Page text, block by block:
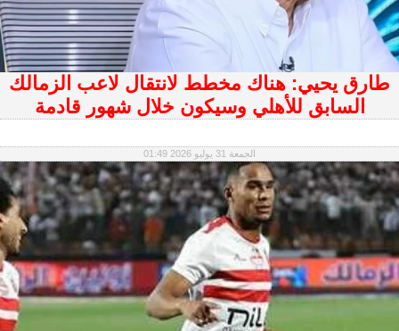
طارق يحيي: هناك مخطط لانتقال لاعب الزمالك
السابق للأهلي وسيكون خلال شهور قادمة
الجمعة 31 يوليو 2026 01:49